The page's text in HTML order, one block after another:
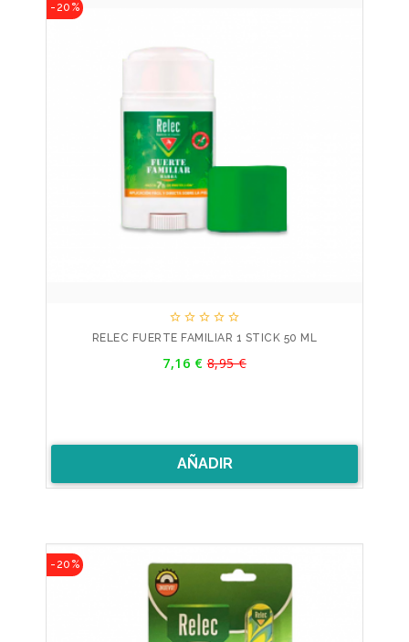
    
RELEC FUERTE FAMILIAR 1 STICK 50 ML
7,16 €Precio
8,95 €
-20%
AÑADIR
-20%